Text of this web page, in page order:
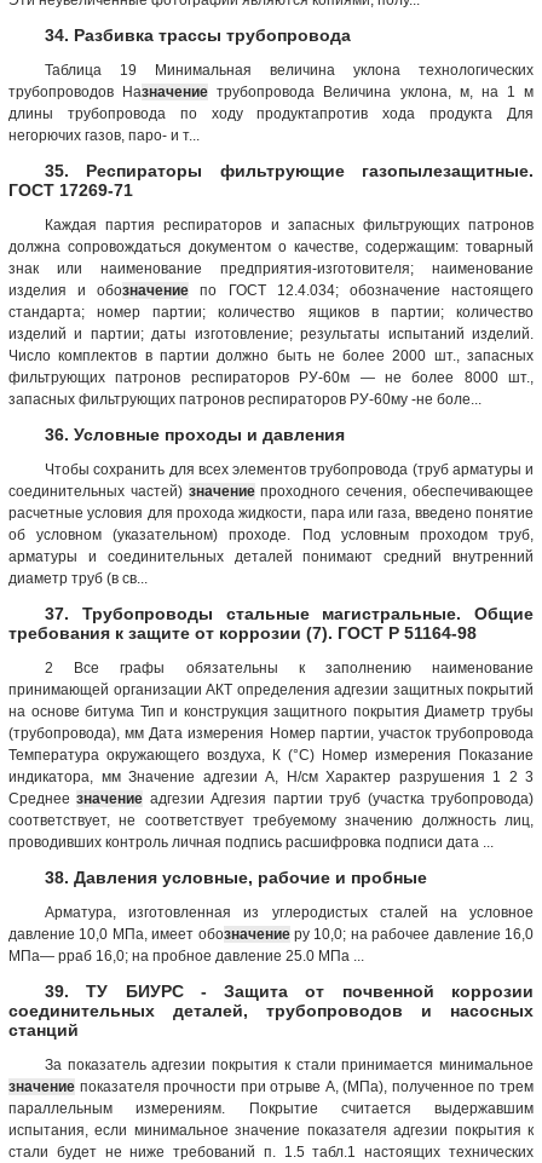
34. Разбивка трассы трубопровода
Таблица 19 Минимальная величина уклона технологических
трубопроводов Назначение трубопровода Величина уклона, м, на 1 м
длины трубопровода по ходу продуктапротив хода продукта Для
негорючих газов, паро- и т...
35. Респираторы фильтрующие газопылезащитные.
ГОСТ 17269-71
Каждая партия респира­торов и запасных фильтрующих патронов
должна сопровождаться документом о качестве, содержащим: товарный
знак или наименование предприятия-изготовителя; наименование
изделия и обозначение по ГОСТ 12.4.034; обозначение настоящего
стандарта; номер партии; количество ящиков в партии; количество
изделий и партии; даты изготовление; результаты испытаний изделий.
Число комплектов в партии должно быть не более 2000 шт., запасных
фильтрующих патронов респираторов РУ-60м — не более 8000 шт.,
запасных фильтрующих патронов респираторов РУ-60му -не боле...
36. Условные проходы и давления
Чтобы сохранить для всех элементов трубопровода (труб арматуры и
соединительных частей) значениепроходного сечения, обеспечивающее
расчетные условия для прохода жидкости, пара или газа, введено понятие
об условном (указательном) проходе. Под условным проходом труб,
арматуры и соединительных деталей понимают средний внутренний
диаметр труб (в св...
37. Трубопроводы стальные магистральные. Общие
требования к защите от коррозии (7). ГОСТ Р 51164-98
2 Все графы обязательны к заполнению наименование
принимающей организации АКТ определения адгезии защитных покрытий
на основе битума Тип и конструкция защитного покрытия Диаметр трубы
(трубопровода), мм Дата измерения Номер партии, участок трубопровода
Температура окружающего воздуха, К (°С) Номер измерения Показание
индикатора, мм Значение адгезии А, Н/см Характер разрушения 1 2 3
Среднеезначение адгезии Адгезия партии труб (участка трубопровода)
соответствует, не соответствует требуемому значению должность лиц,
проводивших контроль личная подпись расшифровка подписи дата ...
38. Давления условные, рабочие и пробные
Арматура, изготовленная из углеродистых сталей на условное
давление 10,0 МПа, имеет обозначениеру 10,0; на рабочее давление 16,0
МПа— рраб 16,0; на пробное давление 25.0 МПа ...
39. ТУ БИУРС - Защита от почвенной коррозии
соединительных деталей, трубопроводов и насосных
станций
За показатель адгезии покрытия к стали принимается минимальное
значение показателя прочности при отрыве А, (МПа), полученное по трем
параллельным измерениям. Покрытие считается выдержавшим
испытания, если минимальное значение показателя адгезии покрытия к
стали будет не ниже требований п. 1.5 табл.1 настоящих технических